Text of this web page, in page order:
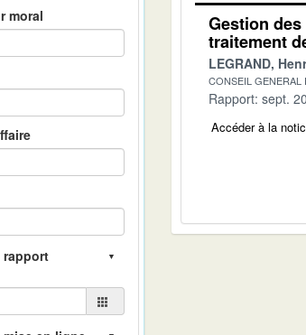
moral Gestion
traitement
LEGRAND,
CONSEIL GENERAL
Rapport: sept.
Accéder à la